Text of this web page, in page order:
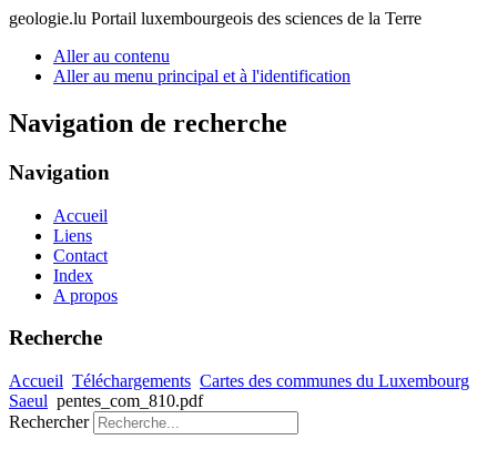
geologie.lu Portail luxembourgeois des sciences de la Terre
Aller au contenu
Aller au menu principal et à l'identification
Navigation de recherche
Navigation
Accueil
Liens
Contact
Index
A propos
Recherche
Accueil Téléchargements Cartes des communes du Luxembourg
Saeul pentes_com_810.pdf
Rechercher